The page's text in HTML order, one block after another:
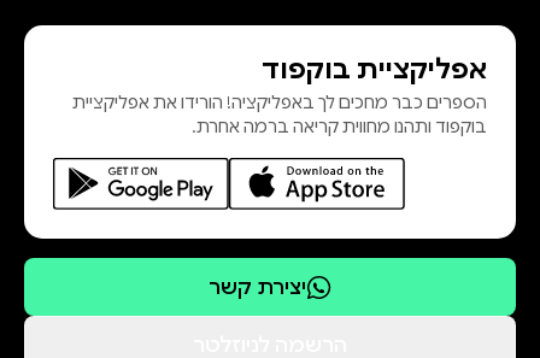
אפליקציית בוקפוד
הספרים כבר מחכים לך באפליקציה! הורידו את אפליקציית
בוקפוד ותהנו מחווית קריאה ברמה אחרת.
יצירת קשר